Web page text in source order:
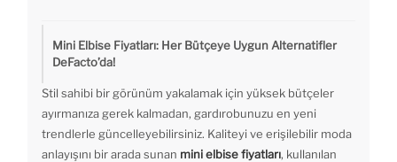
Mini Elbise Fiyatları: Her Bütçeye Uygun Alternatifler
DeFacto’da!
Stil sahibi bir görünüm yakalamak için yüksek bütçeler
ayırmanıza gerek kalmadan, gardırobunuzu en yeni
trendlerle güncelleyebilirsiniz. Kaliteyi ve erişilebilir moda
anlayışını bir arada sunan mini elbise fiyatları, kullanılan